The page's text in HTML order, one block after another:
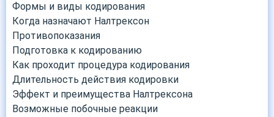
Формы и виды кодирования
Когда назначают Налтрексон
Противопоказания
Подготовка к кодированию
Как проходит процедура кодирования
Длительность действия кодировки
Эффект и преимущества Налтрексона
Возможные побочные реакции